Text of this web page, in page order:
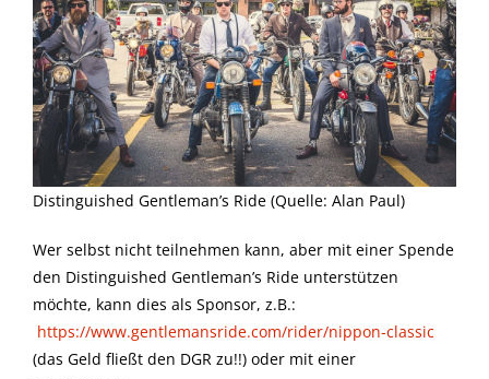
Distinguished Gentleman’s Ride (Quelle: Alan Paul)
Wer selbst nicht teilnehmen kann, aber mit einer Spende
den Distinguished Gentleman’s Ride unterstützen
möchte, kann dies als Sponsor, z.B.:
https://www.gentlemansride.com/rider/nippon-classic
(das Geld fließt den DGR zu!!) oder mit einer